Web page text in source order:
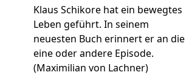
Klaus Schikore hat ein bewegtes
Leben geführt. In seinem
neuesten Buch erinnert er an die
eine oder andere Episode.
(Maximilian von Lachner)